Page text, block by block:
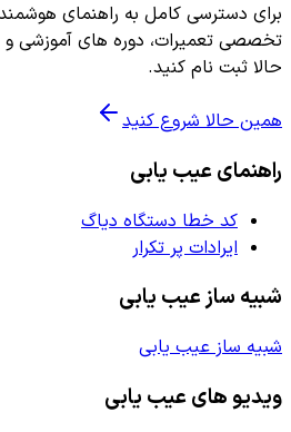
برای دسترسی کامل به راهنمای
تخصصی تعمیرات، دوره های آموزشی
حالا ثبت نام کنید.
همین حالا شروع کنید
راهنمای عیب یابی
کد خطا دستگاه دیاگ
ایرادات پر تکرار
شبیه ساز عیب یابی
شبیه ساز عیب یابی
ویدیو های عیب یابی